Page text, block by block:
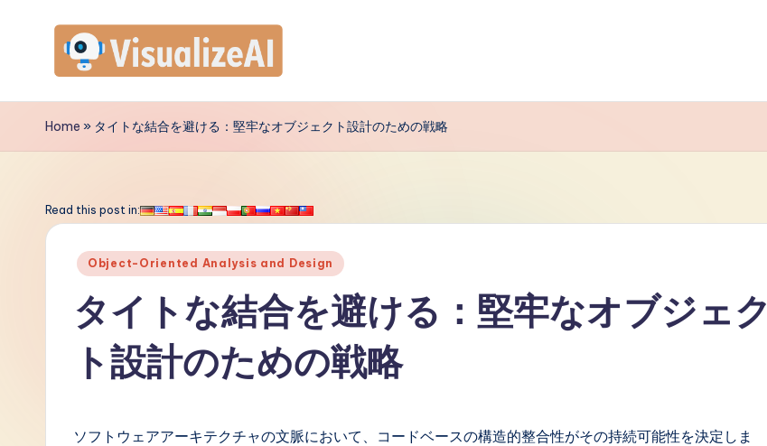
contentV
is
a
Home » タイトな結合を避ける：堅牢なオブジェクト設計のための戦略
Read this post in:
Posted
Object-Oriented Analysis and Design
タイトな結合を避ける：堅牢なオブジェク
ト設計のための戦略
ソフトウェアアーキテクチャの文脈において、コードベースの構造的整合性がその持続可能性を決定しま